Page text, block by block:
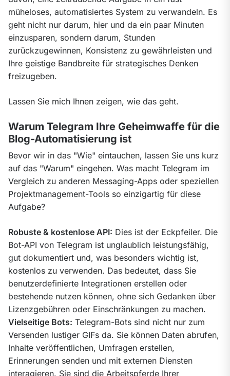
müheloses, automatisiertes System zu verwandeln. Es
geht nicht nur darum, hier und da ein paar Minuten
einzusparen, sondern darum, Stunden
zurückzugewinnen, Konsistenz zu gewährleisten und
Ihre geistige Bandbreite für strategisches Denken
freizugeben.
Lassen Sie mich Ihnen zeigen, wie das geht.
Warum Telegram Ihre Geheimwaffe für die
Blog-Automatisierung ist
Bevor wir in das "Wie" eintauchen, lassen Sie uns kurz
auf das "Warum" eingehen. Was macht Telegram im
Vergleich zu anderen Messaging-Apps oder speziellen
Projektmanagement-Tools so einzigartig für diese
Aufgabe?
Robuste & kostenlose API: Dies ist der Eckpfeiler. Die
Bot-API von Telegram ist unglaublich leistungsfähig,
gut dokumentiert und, was besonders wichtig ist,
kostenlos zu verwenden. Das bedeutet, dass Sie
benutzerdefinierte Integrationen erstellen oder
bestehende nutzen können, ohne sich Gedanken über
Vielseitige Bots: Telegram-Bots sind nicht nur zum
Versenden lustiger GIFs da. Sie können Daten abrufen,
Inhalte veröffentlichen, Umfragen erstellen,
Erinnerungen senden und mit externen Diensten
interagieren. Sie sind die Arbeitspferde Ihrer